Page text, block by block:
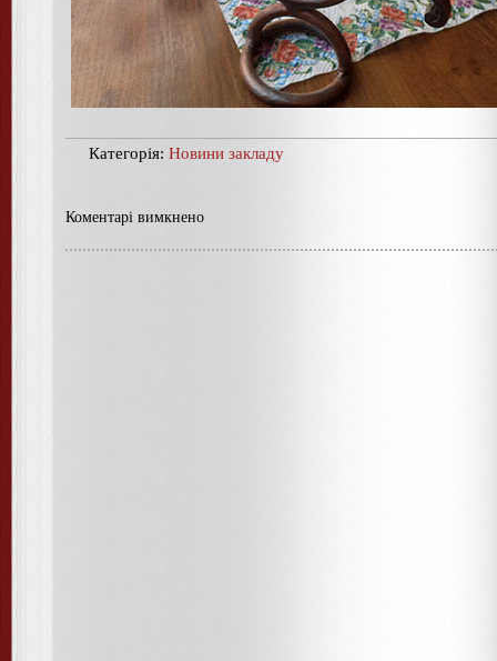
Категорія: Новини закладу
Коментарі вимкнено